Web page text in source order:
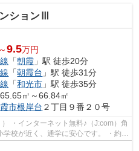
ションⅢ
9.5万円
「朝霞 」駅 徒歩20分
「朝霞台 」駅 徒歩31分
「和光市 」駅 徒歩35分
㎡～66.84㎡
市根岸台 ２丁目９番２０号
・インターネット無料♪（J:com）角
校が近く、通学に安心です。 ・約
...